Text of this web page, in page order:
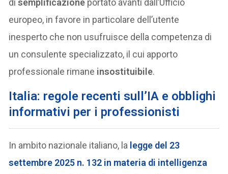
disemplificazione portato avanti dall’Ufficio
europeo, in favore in particolare dell’utente
inesperto che non usufruisce della competenza di
un consulente specializzato, il cui apporto
professionale rimane insostituibile.
Italia: regole recenti sull’IA e obblighi
informativi per i professionisti
In ambito nazionale italiano, la legge del 23
settembre 2025 n. 132 in materia di intelligenza